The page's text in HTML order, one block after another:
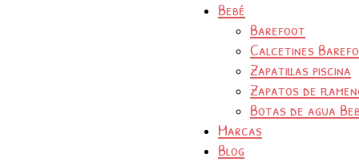
Bebé
Barefoot
Calcetines
Zapatillas piscina
Zapatos de
Botas de agua
Marcas
Blog